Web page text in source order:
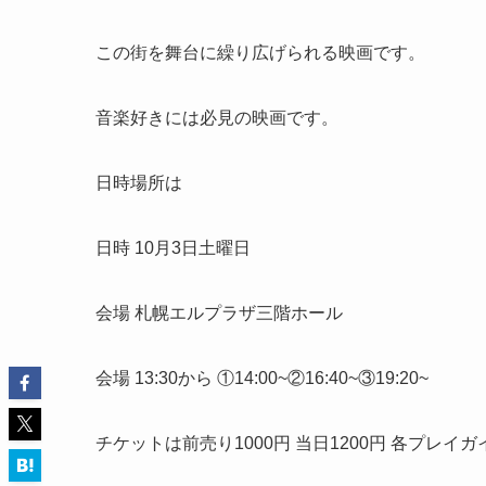
この街を舞台に繰り広げられる映画です。
音楽好きには必見の映画です。
日時場所は
日時 10月3日土曜日
会場 札幌エルプラザ三階ホール
会場 13:30から ①14:00~②16:40~③19:20~
チケットは前売り1000円 当日1200円 各プレイガ